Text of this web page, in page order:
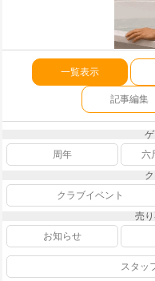
一覧表示
記事編集
周年
六
クラブイベント
売
お知らせ
スタッ